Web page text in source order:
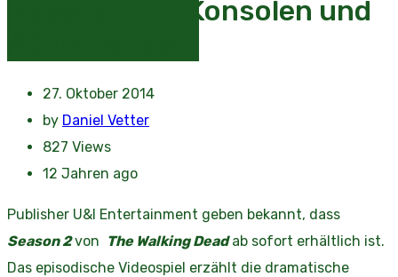
ab sofort für Konsolen und
27. Oktober 2014
by Daniel Vetter
827 Views
12 Jahren ago
Publisher U&I Entertainment geben bekannt, dass
Season 2von The Walking Deadab sofort erhältlich ist.
Das episodische Videospiel erzählt die dramatische